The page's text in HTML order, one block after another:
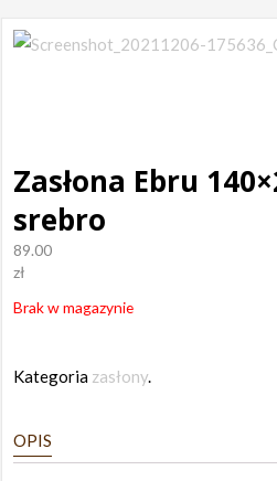
Zasłona Ebru
srebro
89.00
zł
Brak w magazynie
Kategoria zasłony.
OPIS